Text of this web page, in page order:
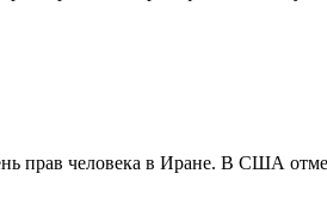
прав человека в Иране. В США